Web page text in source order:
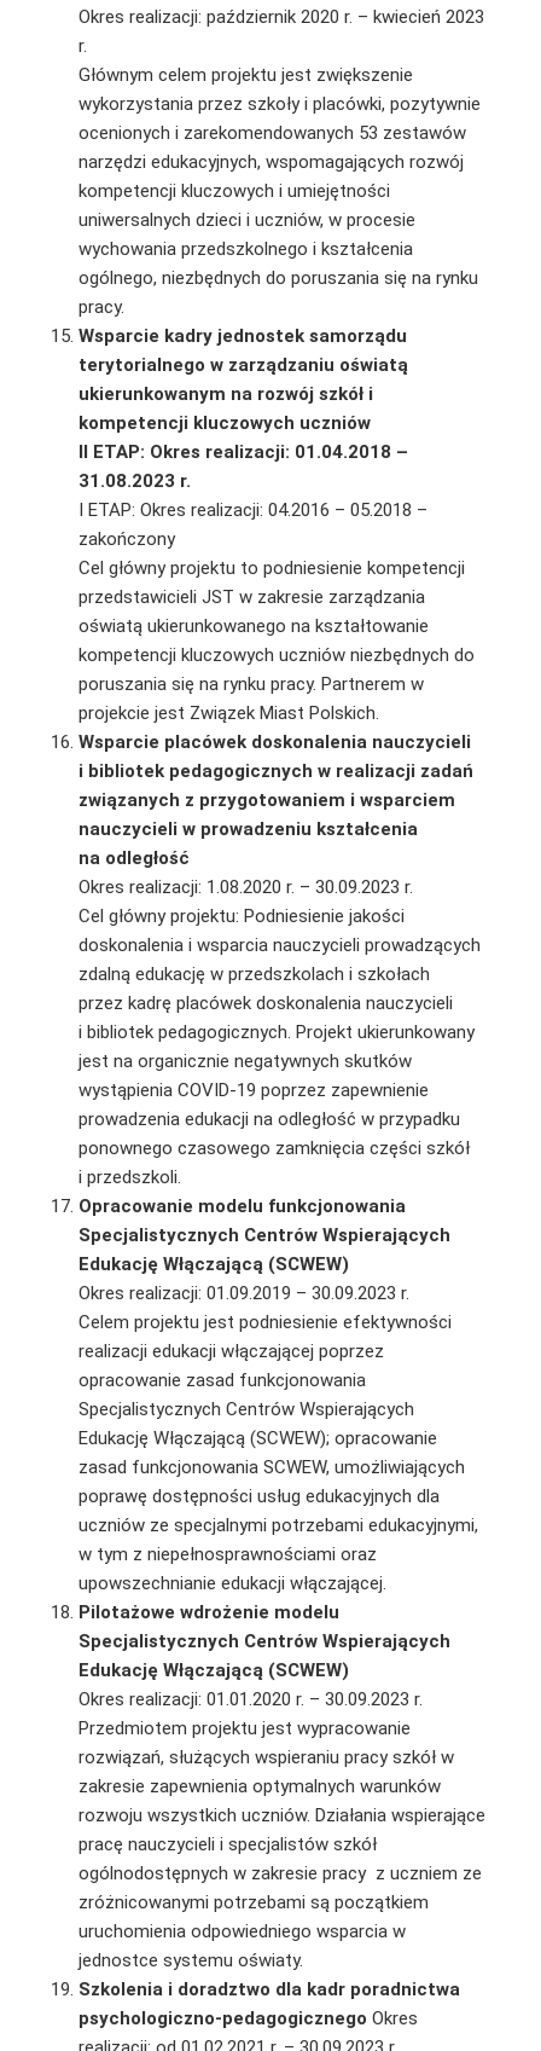
Okres realizacji: październik 2020 r. – kwiecień 2023
r.
Głównym celem projektu jest zwiększenie
wykorzystania przez szkoły i placówki, pozytywnie
ocenionych i zarekomendowanych 53 zestawów
narzędzi edukacyjnych, wspomagających rozwój
kompetencji kluczowych i umiejętności
uniwersalnych dzieci i uczniów, w procesie
wychowania przedszkolnego i kształcenia
ogólnego, niezbędnych do poruszania się na rynku
pracy.
Wsparcie kadry jednostek samorządu
terytorialnego w zarządzaniu oświatą
ukierunkowanym na rozwój szkół i
kompetencji kluczowych uczniów
II ETAP: Okres realizacji: 01.04.2018 –
31.08.2023 r.
I ETAP: Okres realizacji: 04.2016 – 05.2018 –
zakończony
Cel główny projektu to podniesienie kompetencji
przedstawicieli JST w zakresie zarządzania
oświatą ukierunkowanego na kształtowanie
kompetencji kluczowych uczniów niezbędnych do
poruszania się na rynku pracy. Partnerem w
projekcie jest Związek Miast Polskich.
Wsparcie placówek doskonalenia nauczycieli
i bibliotek pedagogicznych w realizacji zadań
związanych z przygotowaniem i wsparciem
nauczycieli w prowadzeniu kształcenia
na odległość
Okres realizacji: 1.08.2020 r. – 30.09.2023 r.
Cel główny projektu: Podniesienie jakości
doskonalenia i wsparcia nauczycieli prowadzących
zdalną edukację w przedszkolach i szkołach
przez kadrę placówek doskonalenia nauczycieli
i bibliotek pedagogicznych. Projekt ukierunkowany
jest na organicznie negatywnych skutków
wystąpienia COVID-19 poprzez zapewnienie
prowadzenia edukacji na odległość w przypadku
ponownego czasowego zamknięcia części szkół
i przedszkoli.
Opracowanie modelu funkcjonowania
Specjalistycznych Centrów Wspierających
Edukację Włączającą (SCWEW)
Okres realizacji: 01.09.2019 – 30.09.2023 r.
Celem projektu jest podniesienie efektywności
realizacji edukacji włączającej poprzez
opracowanie zasad funkcjonowania
Specjalistycznych Centrów Wspierających
Edukację Włączającą (SCWEW); opracowanie
zasad funkcjonowania SCWEW, umożliwiających
poprawę dostępności usług edukacyjnych dla
uczniów ze specjalnymi potrzebami edukacyjnymi,
w tym z niepełnosprawnościami oraz
upowszechnianie edukacji włączającej.
Pilotażowe wdrożenie modelu
Specjalistycznych Centrów Wspierających
Edukację Włączającą (SCWEW)
Okres realizacji: 01.01.2020 r. – 30.09.2023 r.
Przedmiotem projektu jest wypracowanie
rozwiązań, służących wspieraniu pracy szkół w
zakresie zapewnienia optymalnych warunków
rozwoju wszystkich uczniów. Działania wspierające
pracę nauczycieli i specjalistów szkół
ogólnodostępnych w zakresie pracy z uczniem ze
zróżnicowanymi potrzebami są początkiem
uruchomienia odpowiedniego wsparcia w
jednostce systemu oświaty.
Szkolenia i doradztwo dla kadr poradnictwa
psychologiczno-pedagogicznego Okres